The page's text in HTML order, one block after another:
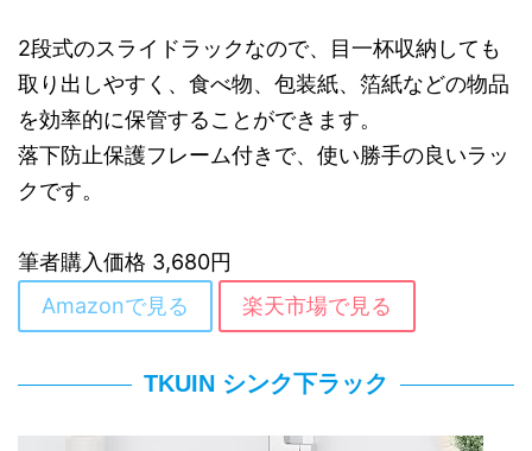
2段式のスライドラックなので、目一杯収納しても
取り出しやすく、食べ物、包装紙、箔紙などの物品
を効率的に保管することができます。
落下防止保護フレーム付きで、使い勝手の良いラッ
クです。
筆者購入価格 3,680円
Amazonで見る
楽天市場で見る
TKUIN シンク下ラック